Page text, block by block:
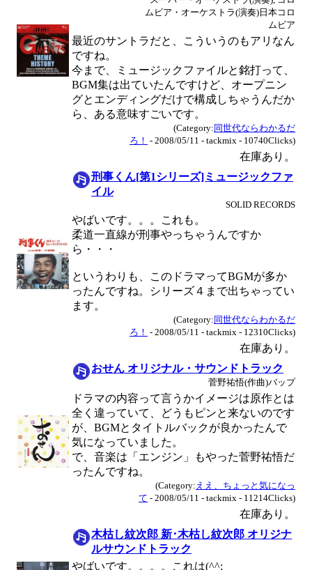
ムビア・オーケストラ(演奏)日本コロ
ムビア
最近のサントラだと、こういうのもアリなん
ですね。
今まで、ミュージックファイルと銘打って、
BGM集は出ていたんですけど、オープニン
グとエンディングだけで構成しちゃうんだか
ら、ある意味すごいです。
(Category: 同世代ならわかるだ
ろ！ - 2008/05/11 - tackmix - 10740Clicks)
在庫あり。
刑事くん[第1シリーズ]ミュージックファ
イル
SOLID RECORDS
やばいです。。。これも。
柔道一直線が刑事やっちゃうんですか
ら・・・
というわりも、このドラマってBGMが多か
ったんですね。シリーズ４まで出ちゃってい
ます。
(Category: 同世代ならわかるだ
ろ！ - 2008/05/11 - tackmix - 12310Clicks)
在庫あり。
おせん オリジナル・サウンドトラック
菅野祐悟(作曲)バップ
ドラマの内容って言うかイメージは原作とは
全く違っていて、どうもピンと来ないのです
が、BGMとタイトルバックが良かったんで
気になっていました。
で、音楽は「エンジン」もやった菅野祐悟だ
ったんですね。
(Category: ええ、ちょっと気になっ
て - 2008/05/11 - tackmix - 11214Clicks)
在庫あり。
木枯し紋次郎 新･木枯し紋次郎 オリジナ
ルサウンドトラック
やばいです。。。。これは(^^;